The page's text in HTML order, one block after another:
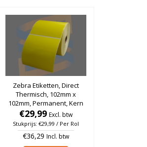
Zebra Etiketten, Direct
Thermisch, 102mm x
102mm, Permanent, Kern
25mm, Geel, rol à 700
stuks
€29,99 Excl. btw
Stukprijs: €29,99 / Per Rol
€36,29 Incl. btw